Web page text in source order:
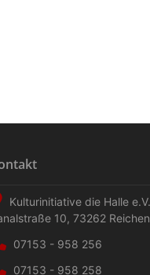
Kulturinitiative die Halle e.V.
10, 73262
07153 - 958 256
07153 - 958 258